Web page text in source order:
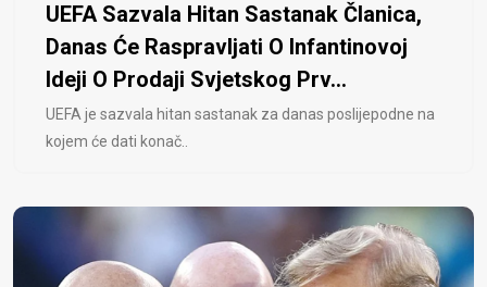
UEFA Sazvala Hitan Sastanak Članica,
Danas Će Raspravljati O Infantinovoj
Ideji O Prodaji Svjetskog Prv...
UEFA je sazvala hitan sastanak za danas poslijepodne na
kojem će dati konač..